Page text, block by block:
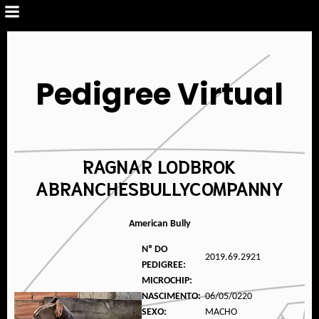
Pedigree Virtual
RAGNAR LODBROK
ABRANCHESBULLYCOMPANNY
American Bully
Nº DO
PEDIGREE:
2019.69.2921
MICROCHIP:
NASCIMENTO: 06/05/0220
SEXO:
MACHO